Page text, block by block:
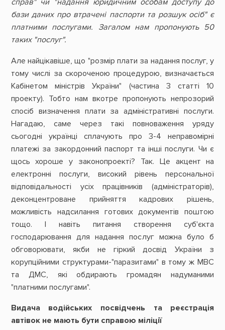
справ" чи "надання юридичним особам доступу до
бази даних про втрачені паспорти та розшук осіб" є
платними послугами. Загалом нам пропонують 50
таких "послуг".
Але найцікавіше, що "розмір плати за надання послуг, у
тому числі за скороченою процедурою, визначається
Кабінетом міністрів України" (частина 3 статті 10
проекту). Тобто нам вкотре пропонують непрозорий
спосіб визначення плати за адміністративні послуги.
Нагадаю, саме через такі повноваження уряду
сьогодні українці сплачують про 3-4 неправомірні
платежі за закордонний паспорт та інші послуги. Чи є
щось хороше у законопроекті? Так. Це акцент на
електронні послуги, високий рівень персональної
відповідальності усіх працівників (адміністраторів),
деконцентроване прийняття кадрових рішень,
можливість надсилання готових документів поштою
тощо. І навіть питання створення суб'єкта
господарювання для надання послуг можна було б
обговорювати, якби не гіркий досвід України з
корупційними структурами-"паразитами" в тому ж МВС
та ДМС, які обдирають громадян надуманими
"платними послугами".
Видача водійських посвідчень та реєстрація
автівок не мають бути справою міліції